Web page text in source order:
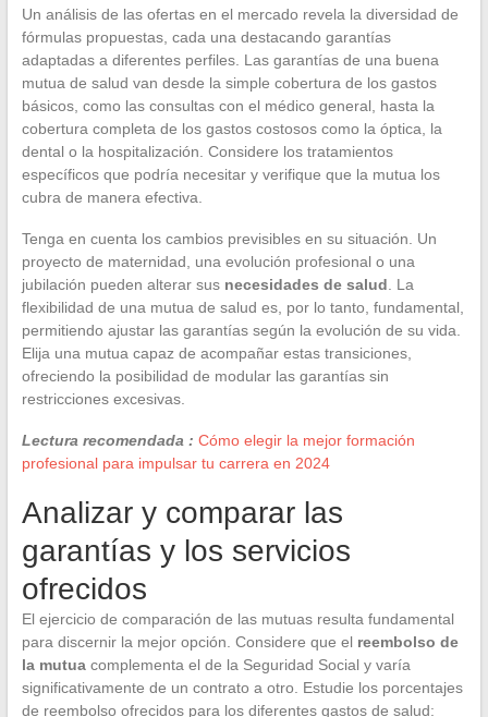
Un análisis de las ofertas en el mercado revela la diversidad de
fórmulas propuestas, cada una destacando garantías
adaptadas a diferentes perfiles. Las garantías de una buena
mutua de salud van desde la simple cobertura de los gastos
básicos, como las consultas con el médico general, hasta la
cobertura completa de los gastos costosos como la óptica, la
dental o la hospitalización. Considere los tratamientos
específicos que podría necesitar y verifique que la mutua los
cubra de manera efectiva.
Tenga en cuenta los cambios previsibles en su situación. Un
proyecto de maternidad, una evolución profesional o una
jubilación pueden alterar sus necesidades de salud . La
flexibilidad de una mutua de salud es, por lo tanto, fundamental,
permitiendo ajustar las garantías según la evolución de su vida.
Elija una mutua capaz de acompañar estas transiciones,
ofreciendo la posibilidad de modular las garantías sin
restricciones excesivas.
Lectura recomendada : Cómo elegir la mejor formación
profesional para impulsar tu carrera en 2024
Analizar y comparar las
garantías y los servicios
ofrecidos
El ejercicio de comparación de las mutuas resulta fundamental
para discernir la mejor opción. Considere que el reembolso de
la mutuacomplementa el de la Seguridad Social y varía
significativamente de un contrato a otro. Estudie los porcentajes
de reembolso ofrecidos para los diferentes gastos de salud: